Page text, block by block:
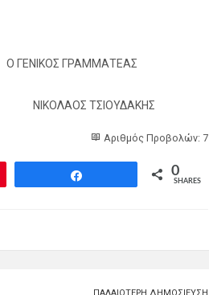
ΓΡΑΜΜΑΤΕΑΣ
ΤΣΙΟΥΔΑΚΗΣ
Αριθμός Προβολών: 7
0
SHARES
ΠΑΛΑΙΌΤΕΡΗ ΔΗΜΟΣΊΕΥΣΗ